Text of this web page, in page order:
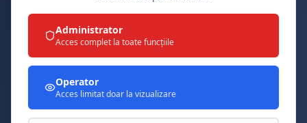
Administrator
Acces complet la toate funcțiile
Operator
Acces limitat doar la vizualizare